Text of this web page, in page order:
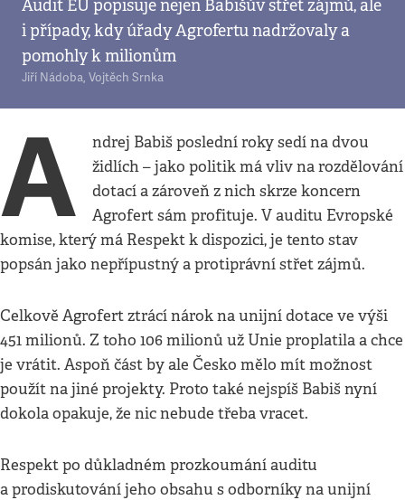
Audit EU popisuje nejen Babišův střet zájmů, ale
i případy, kdy úřady Agrofertu nadržovaly a
pomohly k milionům
Jiří Nádoba, Vojtěch Srnka
A
ndrej Babiš poslední roky sedí na dvou
židlích – jako politik má vliv na rozdělování
dotací a zároveň z nich skrze koncern
Agrofert sám profituje. V auditu Evropské
komise, který má Respekt k dispozici, je tento stav
popsán jako nepřípustný a protiprávní střet zájmů.
Celkově Agrofert ztrácí nárok na unijní dotace ve výši
451 milionů. Z toho 106 milionů už Unie proplatila a chce
je vrátit. Aspoň část by ale Česko mělo mít možnost
použít na jiné projekty. Proto také nejspíš Babiš nyní
dokola opakuje, že nic nebude třeba vracet.
Respekt po důkladném prozkoumání auditu
a prodiskutování jeho obsahu s odborníky na unijní